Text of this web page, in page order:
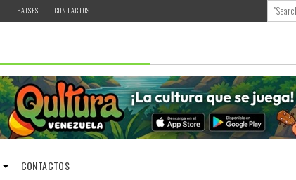
PAISES CONTACTOS
CONTACTOS